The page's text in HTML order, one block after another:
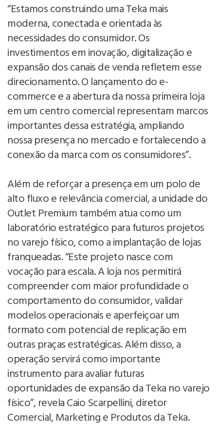
“Estamos construindo uma Teka mais
moderna, conectada e orientada às
necessidades do consumidor. Os
investimentos em inovação, digitalização e
expansão dos canais de venda refletem esse
direcionamento. O lançamento do e-
commerce e a abertura da nossa primeira loja
em um centro comercial representam marcos
importantes dessa estratégia, ampliando
nossa presença no mercado e fortalecendo a
conexão da marca com os consumidores”.
Além de reforçar a presença em um polo de
alto fluxo e relevância comercial, a unidade do
Outlet Premium também atua como um
laboratório estratégico para futuros projetos
no varejo físico, como a implantação de lojas
franqueadas. “Este projeto nasce com
vocação para escala. A loja nos permitirá
compreender com maior profundidade o
comportamento do consumidor, validar
modelos operacionais e aperfeiçoar um
formato com potencial de replicação em
outras praças estratégicas. Além disso, a
operação servirá como importante
instrumento para avaliar futuras
oportunidades de expansão da Teka no varejo
físico”, revela Caio Scarpellini, diretor
Comercial, Marketing e Produtos da Teka.